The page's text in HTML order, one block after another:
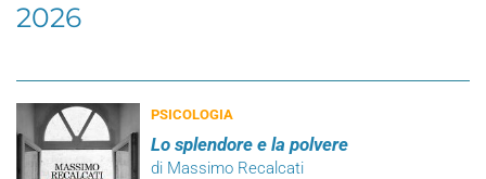
2026
PSICOLOGIA
Lo splendore e la polvere
di Massimo Recalcati